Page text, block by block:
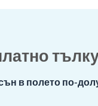
в полето по-